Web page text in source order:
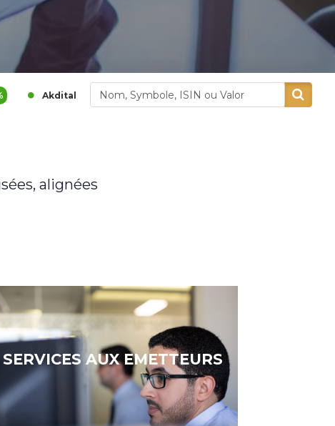
1 155,00 1,32 % Alliances 380,00
alignées
SERVICES AUX EMETTEURS